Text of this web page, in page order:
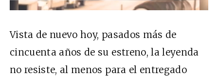
Vista de nuevo hoy, pasados más de
cincuenta años de su estreno, la leyenda
no resiste, al menos para el entregado